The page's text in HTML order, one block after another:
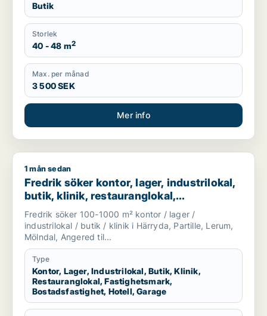
Butik
Storlek
40 - 48 m2
Max. per månad
3 500 SEK
Mer info
Fredrik söker kontor, lager, industrilokal, butik, klinik,
1 mån sedan
Fredrik söker kontor, lager, industrilokal,
butik, klinik, restauranglokal,
fastighetsmark, bostadsfastighet, hotell
eller garage till salu i Härryda, Partille
eller Lerum m.fl.
Fredrik söker 100-1000 m² kontor / lager /
industrilokal / butik / klinik i Härryda, Partille, Lerum,
Mölndal, Angered til...
Type
Kontor, Lager, Industrilokal, Butik, Klinik,
Restauranglokal, Fastighetsmark,
Bostadsfastighet, Hotell, Garage